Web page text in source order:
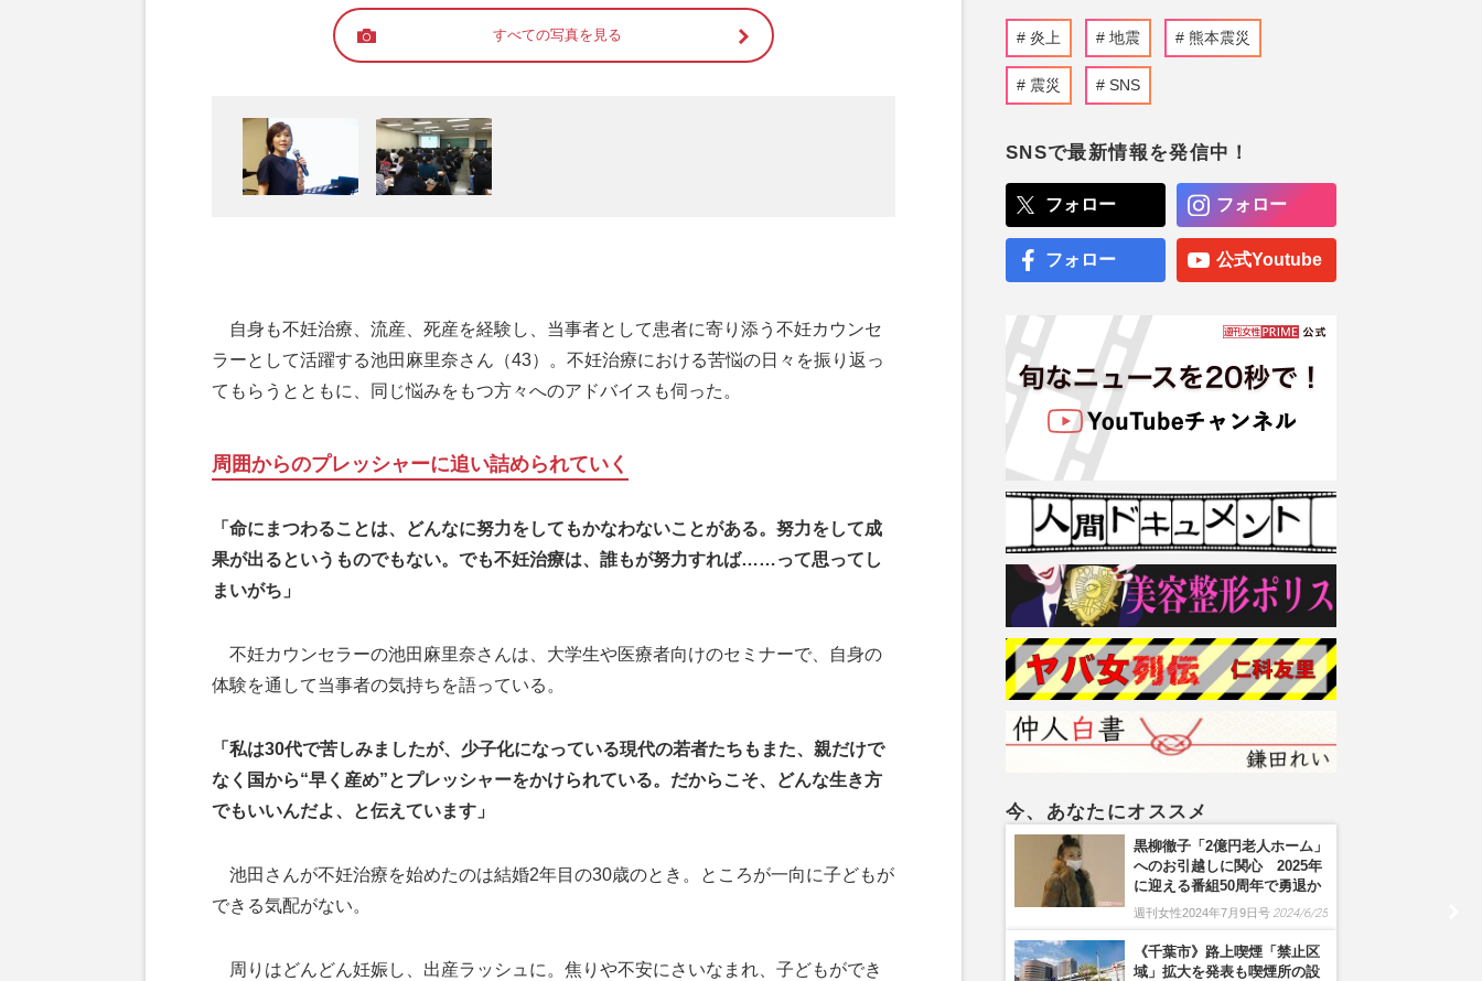
すべての写真を見る
自身も不妊治療、流産、死産を経験し、当事者として患者に寄り添う不妊カウンセ
ラーとして活躍する池田麻里奈さん（43）。不妊治療における苦悩の日々を振り返っ
てもらうとともに、同じ悩みをもつ方々へのアドバイスも伺った。
周囲からのプレッシャーに追い詰められていく
「命にまつわることは、どんなに努力をしてもかなわないことがある。努力をして成
果が出るというものでもない。でも不妊治療は、誰もが努力すれば……って思ってし
まいがち」
不妊カウンセラーの池田麻里奈さんは、大学生や医療者向けのセミナーで、自身の
体験を通して当事者の気持ちを語っている。
「私は30代で苦しみましたが、少子化になっている現代の若者たちもまた、親だけで
なく国から“早く産め”とプレッシャーをかけられている。だからこそ、どんな生き方
でもいいんだよ、と伝えています」
池田さんが不妊治療を始めたのは結婚2年目の30歳のとき。ところが一向に子どもが
できる気配がない。
周りはどんどん妊娠し、出産ラッシュに。焦りや不安にさいなまれ、子どもができ
炎上 地震 熊本震災
震災 SNS
SNSで最新情報を発信中！
フォロー フォロー
フォロー 公式Youtube
今、あなたにオススメ
黒柳徹子「2億円老人ホーム」
へのお引越しに関心 2025年
に迎える番組50周年で勇退か
週刊女性2024年7月9日号 2024/6/25
《千葉市》路上喫煙「禁止区
域」拡大を発表も喫煙所の設